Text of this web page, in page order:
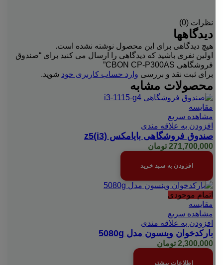
نظرات (0)
دیدگاهها
هیچ دیدگاهی برای این محصول نوشته نشده است.
اولین نفری باشید که دیدگاهی را ارسال می کنید برای “صندوق
فروشگاهی CBON CP-P300AS”
برای ثبت نقد و بررسی وارد حساب کاربری خود شوید.
محصولات مشابه
مقایسه
مشاهده سریع
افزودن به علاقه مندی
صندوق فروشگاهی بایامکس z5(i3)
271,700,000 تومان
افزودن به سبد خرید
اتمام موجودی
مقایسه
مشاهده سریع
افزودن به علاقه مندی
بارکدخوان وینسون مدل 5080g
2,300,000 تومان
اطلاعات بیشتر